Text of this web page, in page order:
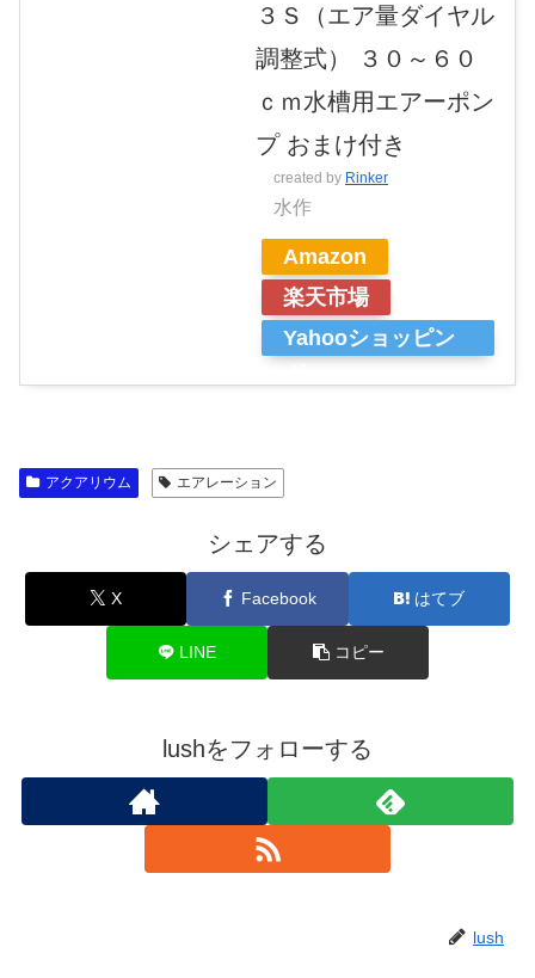
３Ｓ（エア量ダイヤル
調整式） ３０～６０
ｃｍ水槽用エアーポン
プ おまけ付き
created by Rinker
水作
Amazon
楽天市場
Yahooショッピン
アクアリウム エアレーション
シェアする
X Facebook はてブ
LINE コピー
lushをフォローする
lush